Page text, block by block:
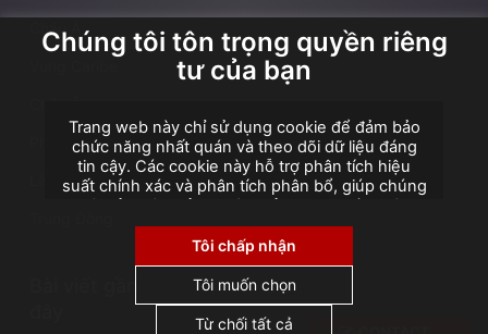
Châu Á
Lãnh thổ hải ngoại Pháp
Chúng tôi tôn trọng quyền riêng
tư của bạn
Trang web này chỉ sử dụng cookie để đảm bảo
chức năng nhất quán và theo dõi dữ liệu đáng
tin cậy. Các cookie này hỗ trợ phân tích hiệu
suất chính xác và phân tích phân bổ, giúp chúng
tôi cải thiện trải nghiệm của bạn. Chúng tôi
không sử dụng cookie cho quảng cáo hoặc tiếp
thị lại, và không chia sẻ hoặc bán dữ liệu cá
nhân cho bên thứ ba. Bằng cách nhấp vào
"Chấp nhận tất cả", bạn đồng ý với việc chúng
tôi sử dụng cookie.
Tôi chấp nhận
Tôi muốn chọn
Từ chối tất cả